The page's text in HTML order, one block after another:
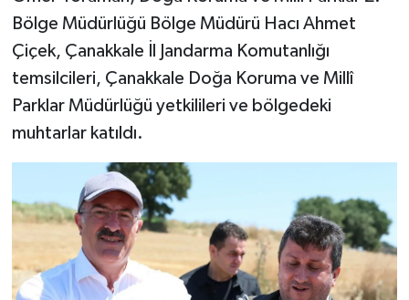
Bölge Müdürlüğü Bölge Müdürü Hacı Ahmet
Çiçek, Çanakkale İl Jandarma Komutanlığı
temsilcileri, Çanakkale Doğa Koruma ve Millî
Parklar Müdürlüğü yetkilileri ve bölgedeki
muhtarlar katıldı.